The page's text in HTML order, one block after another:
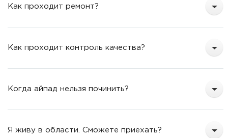
Как проходит ремонт?
Как проходит контроль качества?
Когда айпад нельзя починить?
Я живу в области. Сможете приехать?